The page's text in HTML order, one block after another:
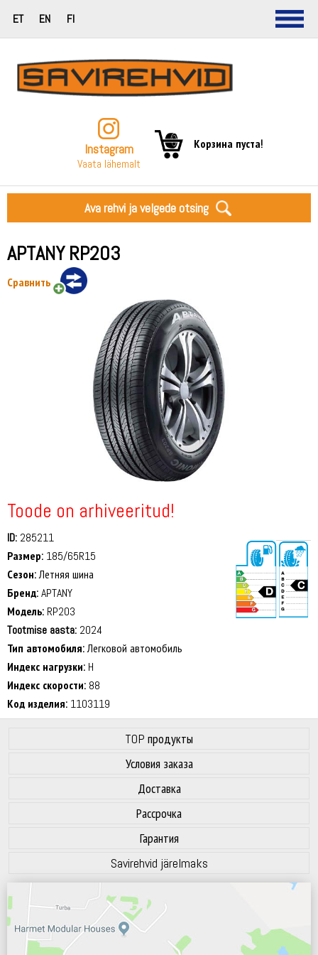
ET EN FI
Instagram
Vaata lähemalt
Корзина пуста!
Ava rehvi ja velgede otsing
APTANY RP203
Сравнить
Toode on arhiveeritud!
ID: 285211
Размер: 185/65R15
Сезон:Летняя шина
Бренд:APTANY
Модель: RP203
Tootmise aasta: 2024
Тип автомобиля:Легковой автомобиль
Индекс нагрузки: H
Индекс скорости: 88
Код изделия: 1103119
TOP продукты
Условия заказа
Доставка
Рассрочка
Гарантия
Savirehvid järelmaks